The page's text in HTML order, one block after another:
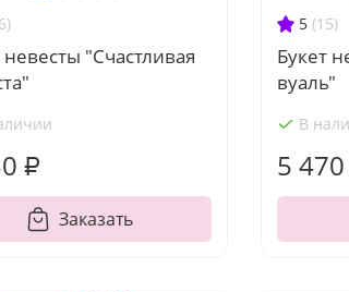
невесты "Счастливая
₽
Заказать
5 (15)
Букет
вуаль"
В
5